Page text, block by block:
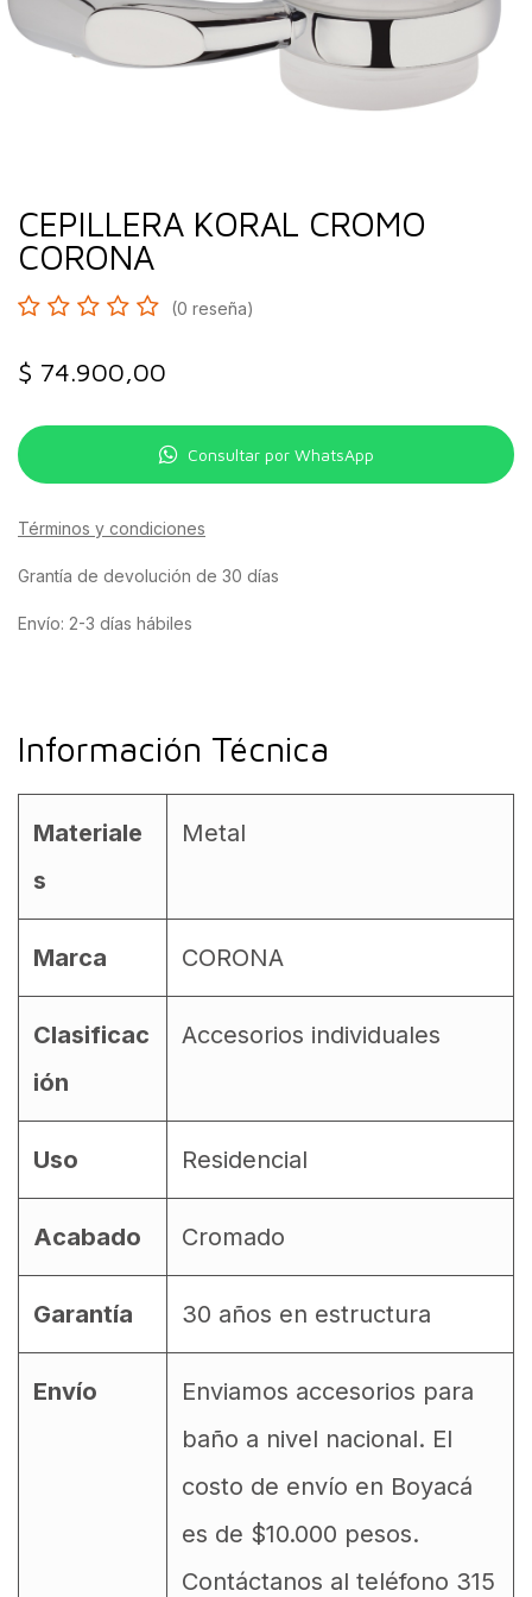
CEPILLERA KORAL CROMO
CORONA
(0 reseña)
$ 74.900,00
Consultar por WhatsApp
Términos y condiciones
Grantía de devolución de 30 días
Envío: 2-3 días hábiles
Información Técnica
Materiale
s
Metal
Marca CORONA
Clasificac
ión
Accesorios individuales
Uso Residencial
Acabado Cromado
Garantía 30 años en estructura
Envío
Enviamos accesorios para
baño a nivel nacional. El
costo de envío en Boyacá
es de $10.000 pesos.
Contáctanos al teléfono 315